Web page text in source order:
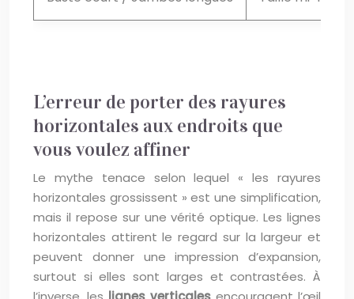
L’erreur de porter des rayures
horizontales aux endroits que
vous voulez affiner
Le mythe tenace selon lequel « les rayures
horizontales grossissent » est une simplification,
mais il repose sur une vérité optique. Les lignes
horizontales attirent le regard sur la largeur et
peuvent donner une impression d’expansion,
surtout si elles sont larges et contrastées. À